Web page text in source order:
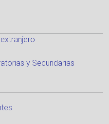
y Secundarias